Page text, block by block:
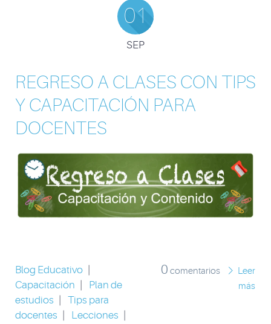
01
SEP
REGRESO A CLASES CON TIPS
Y CAPACITACIÓN PARA
DOCENTES
Blog Educativo
Capacitación
Plan de
estudios
Tips para
docentes
Lecciones
0 comentarios
Leer
más